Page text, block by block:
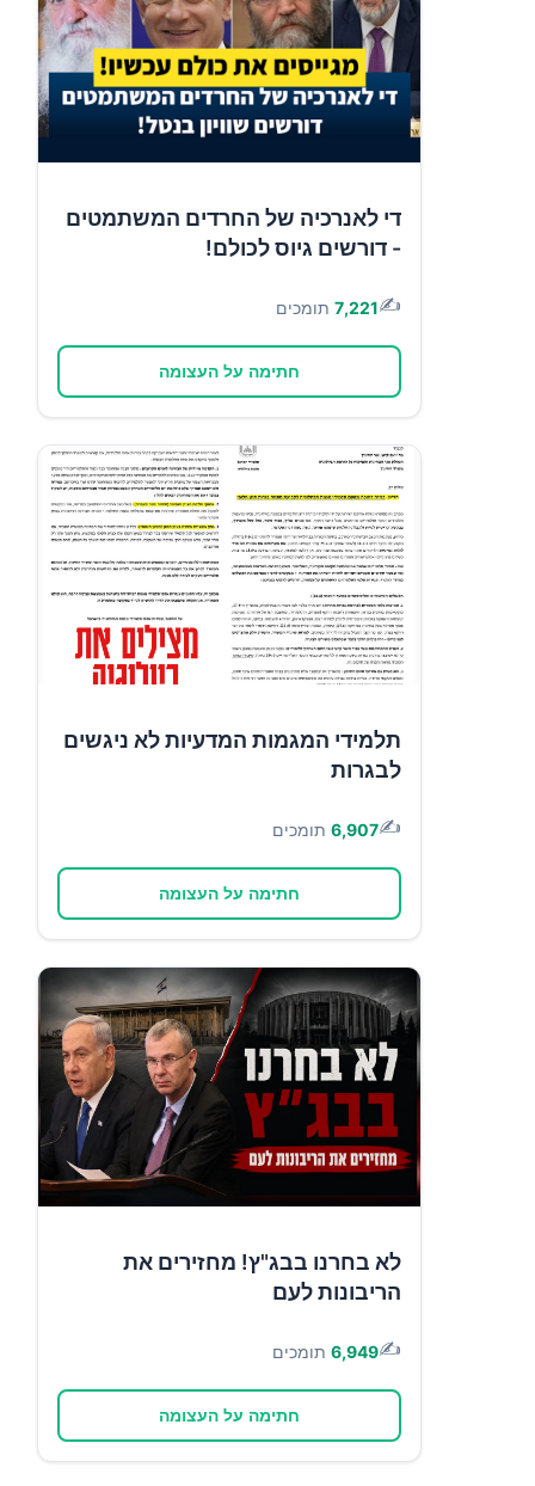
די לאנרכיה של החרדים המשתמטים
- דורשים גיוס לכולם!
✍️
7,221 תומכים
חתימה על העצומה
תלמידי המגמות המדעיות לא ניגשים
לבגרות
✍️
6,907 תומכים
חתימה על העצומה
לא בחרנו בבג"ץ! מחזירים את
הריבונות לעם
✍️
6,949 תומכים
חתימה על העצומה